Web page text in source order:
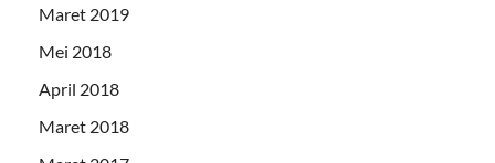
Maret 2019
Mei 2018
April 2018
Maret 2018